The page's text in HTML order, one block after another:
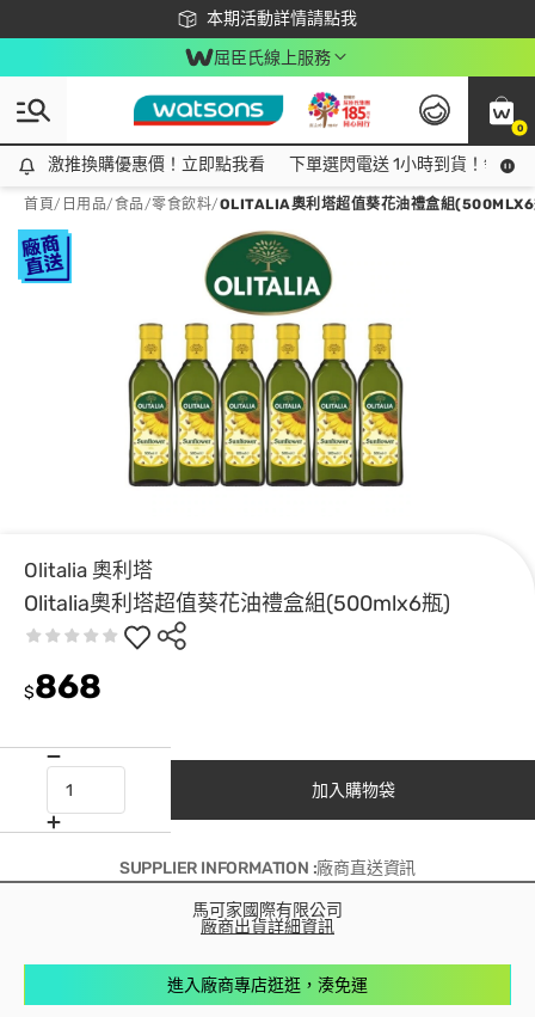
本期活動詳情請點我
下載app最高回饋$350
屈臣氏線上服務
0
激推換購優惠價！立即點我看
激推換購優惠價！立即點我看 下單選閃電送 1小時到貨！領神
首頁/ 日用品/食品/零食飲料/OLITALIA奧利塔超值葵花油禮盒組
Olitalia 奧利塔
Olitalia奧利塔超值葵花油禮盒組(500mlx6瓶)
$868
加入購物袋
SUPPLIER INFORMATION :廠商直送資訊
馬可家國際有限公司
廠商出貨詳細資訊
進入廠商專店逛逛，湊免運